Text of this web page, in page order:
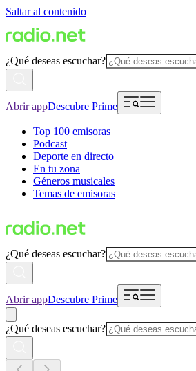
Saltar al contenido
¿Qué deseas escuchar?
Abrir appDescubre Prime
Top 100 emisoras
Podcast
Deporte en directo
En tu zona
Géneros musicales
Temas de emisoras
¿Qué deseas escuchar?
Abrir appDescubre Prime
¿Qué deseas escuchar?